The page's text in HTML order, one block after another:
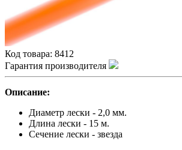
Код товара: 8412
Гарантия производителя
Описание:
Диаметр лески - 2,0 мм.
Длина лески - 15 м.
Сечение лески - звезда